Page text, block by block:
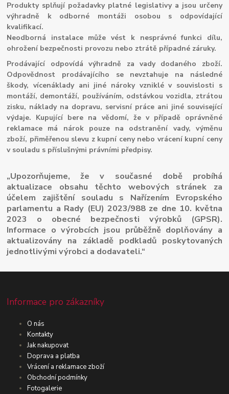
Produkty splňují požadavky platné legislativy a jsou určeny
výhradně k odborné montáži osobou s odpovídající
kvalifikací.
Neodborná instalace může vést k nesprávné funkci dílu,
ohrožení bezpečnosti provozu nebo ztrátě případné záruky.
Prodávající odpovídá výhradně za vady dodaného zboží.
Odpovědnost prodávajícího se nevztahuje na následné
škody, vícenáklady ani jiné nároky vzniklé v souvislosti s
montáží, demontáží, používáním, odstávkou vozidla, ztrátou
zisku, náklady na dopravu, servisní práce ani jiné související
výdaje. Kupující bere na vědomí, že v případě oprávněné
reklamace má nárok pouze na odstranění vady, výměnu
zboží, přiměřenou slevu z kupní ceny nebo vrácení kupní ceny
v souladu s příslušnými právními předpisy.
„Upozorňujeme, že v současné době probíhá
aktualizace obsahu těchto webových stránek za
účelem zajištění souladu s Nařízením Evropského
parlamentu a Rady (EU) 2023/988 ze dne 10. května
2023 o obecné bezpečnosti výrobků (GPSR).
Informace o výrobcích jsou průběžně doplňovány a
aktualizovány na základě podkladů poskytovaných
jednotlivými výrobci a dodavateli.“
Informace pro zákazníky
O nás
Kontakty
Jak nakupovat
Doprava a platba
Vrácení a reklamace zboží
Obchodní podmínky
Fotogalerie